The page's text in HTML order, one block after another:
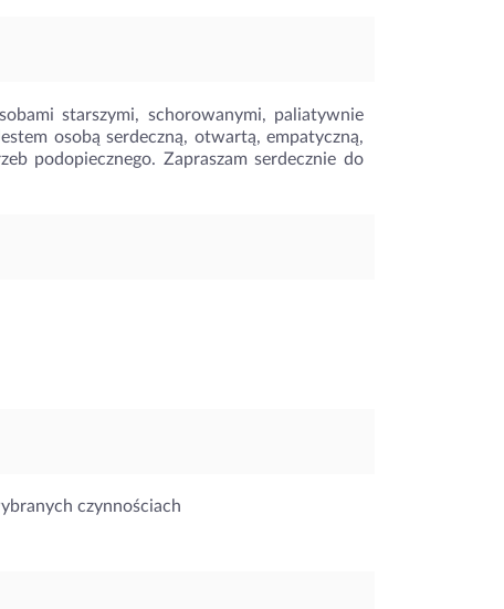
starszymi, schorowanymi, paliatywnie
osobą serdeczną, otwartą, empatyczną,
podopiecznego. Zapraszam serdecznie do
czynnościach